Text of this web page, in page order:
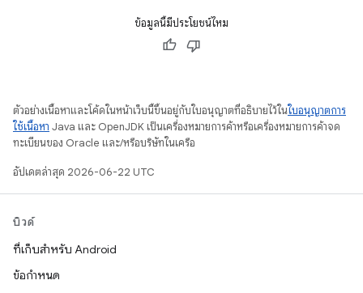
ข้อมูลนี้มีประโยชน์ไหม
ตัวอย่างเนื้อหาและโค้ดในหน้าเว็บนี้ขึ้นอยู่กับใบอนุญาตที่อธิบายไว้ในใบอนุญาตการ
ใช้เนื้อหา Java และ OpenJDK เป็นเครื่องหมายการค้าหรือเครื่องหมายการค้าจด
ทะเบียนของ Oracle และ/หรือบริษัทในเครือ
อัปเดตล่าสุด 2026-06-22 UTC
บิวด์
ที่เก็บสำหรับ Android
ข้อกำหนด